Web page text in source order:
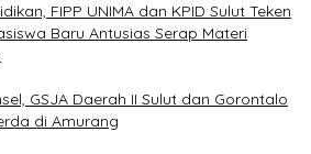
FIPP UNIMA dan KPID Sulut Teken
Baru Antusias Serap Materi
GSJA Daerah II Sulut dan Gorontalo
di Amurang